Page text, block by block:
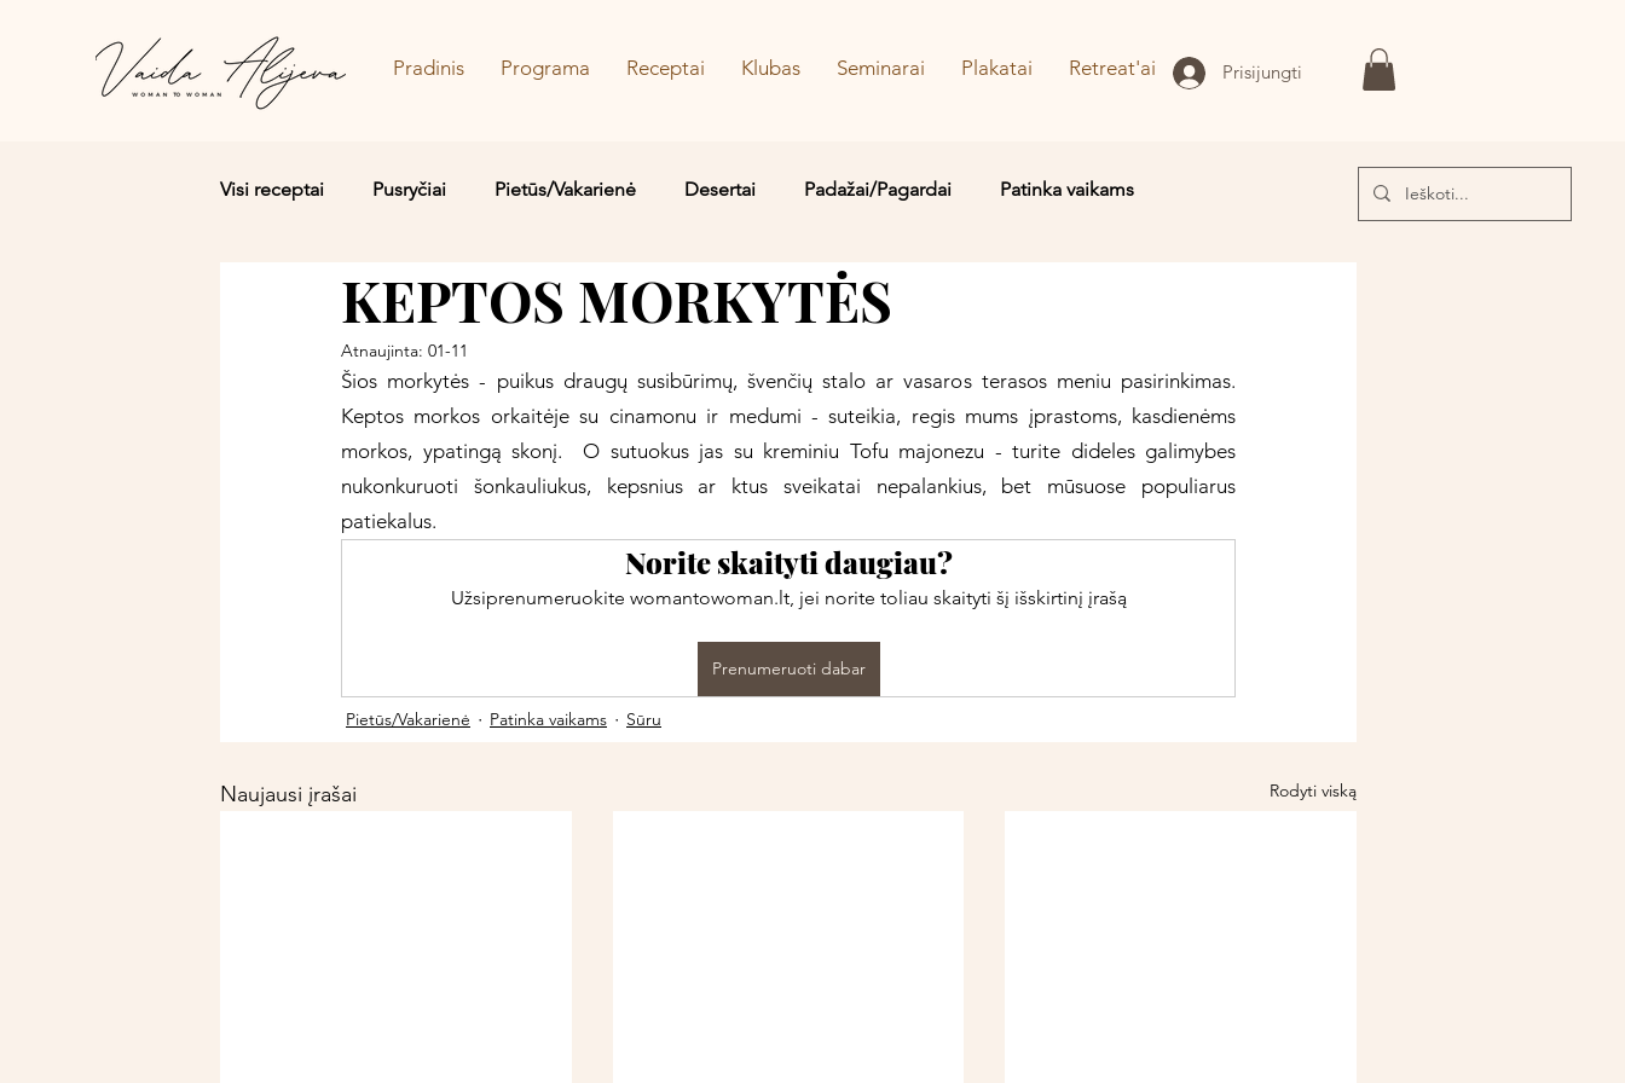
Pradinis Programa Receptai Klubas Seminarai Plakatai Retreat'ai Prisijungti
Visi receptai Pusryčiai Pietūs/Vakarienė Desertai Padažai/Pagardai Patinka vaikams
Salotos/Budos dubenėliai Sriubos/Troškiniai Saldu Sūru
KEPTOS MORKYTĖS
Atnaujinta: 01-11
Šios morkytės - puikus draugų susibūrimų, švenčių stalo ar vasaros terasos meniu pasirinkimas.
Keptos morkos orkaitėje su cinamonu ir medumi - suteikia, regis mums įprastoms, kasdienėms
morkos, ypatingą skonį.  O sutuokus jas su kreminiu Tofu majonezu - turite dideles galimybes
nukonkuruoti šonkauliukus, kepsnius ar ktus sveikatai nepalankius, bet mūsuose populiarus
patiekalus.
Norite skaityti daugiau?
Užsiprenumeruokite womantowoman.lt, jei norite toliau skaityti šį išskirtinį įrašą
Prenumeruoti dabar
Pietūs/Vakarienė Patinka vaikams Sūru
Naujausi įrašai Rodyti viską